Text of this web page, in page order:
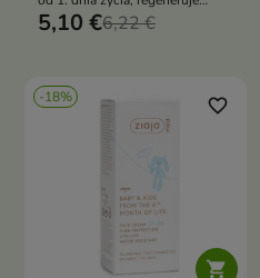
skórę, łagodzi podrażnienia i
5,10 €6,22 €
-18%

favorite_border